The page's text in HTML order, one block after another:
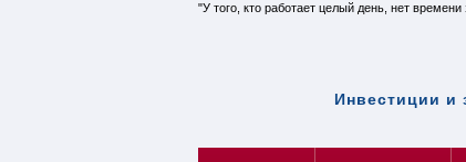
Инвестиции и
У того, кто работает целый день, нет времени